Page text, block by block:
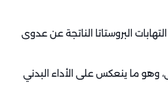
البروستاتا الناتجة عن عدوى
وهو ما ينعكس على الأداء البدني